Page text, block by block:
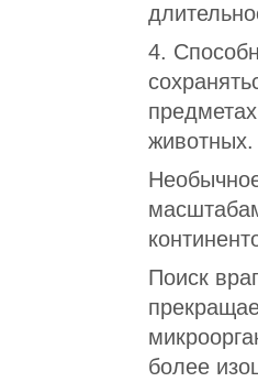
4.
животных.
Поиск
более